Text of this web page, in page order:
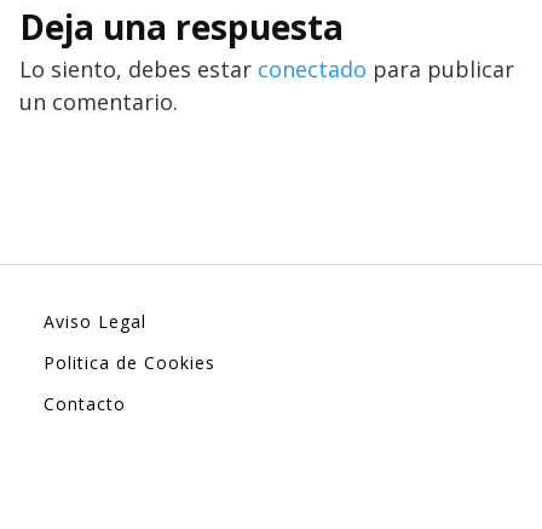
Deja una respuesta
Lo siento, debes estar conectado para publicar
un comentario.
Aviso Legal
Politica de Cookies
Contacto